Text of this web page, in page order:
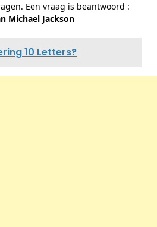
Een vraag is beantwoord :
Michael Jackson
10 Letters?